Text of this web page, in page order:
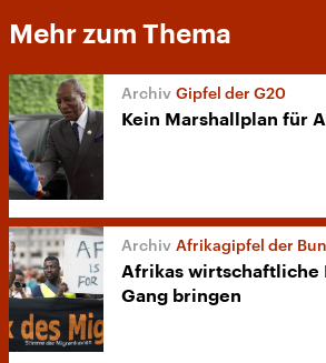
Mehr zum Thema
Gipfel der G20
Kein Marshallplan für
Afrikagipfel der
Afrikas wirtschaftliche
Gang bringen